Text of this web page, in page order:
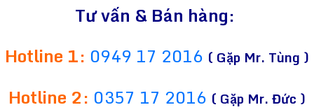
Tư vấn & Bán hàng:
Hotline 1: 0949 17 2016 ( Gặp Mr. Tùng )
Hotline 2: 0357 17 2016 ( Gặp Mr. Đức )